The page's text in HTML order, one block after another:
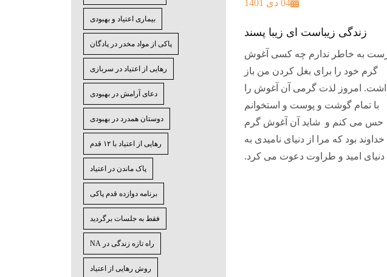
04 دی 1401
زندگی زیباست ای زیبا پسند
به خاطر ندارم چه کسی آغوش
گرم خود را برای بغل کردن من باز
امروز لذت گرمی آن آغوش را
با تمام گوشت و پوست و استخوانم
حس می کنم و شاید آن آغوش گرم
خداوند بود که مرا از دنیای نامیدی به
دنیای امید و طراوت دعوت می کرد.
بیماری اعتیاد و بهبودی
پاکی از مواد مخدر در پادگان
رهایی از اعتیاد در سربازی
دعای آرامش در بهبودی
دوستان همدرد در بهبودی
رهایی از اعتیاد با ۱۲ قدم
پاک ماندن در اعتیاد
برنامه دوازده قدم پاکی
فقط به جلسات برگردید
راه تازه زندگی در NA
روش رهایی از اعتیاد